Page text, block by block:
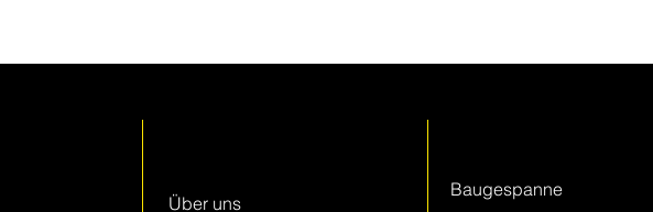
Über uns
Baugespanne